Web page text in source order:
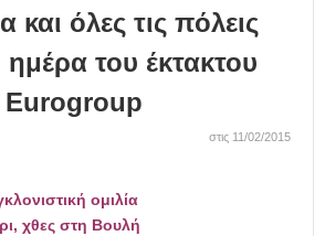
και όλες τις πόλεις
του έκτακτου
Eurogroup
στις 11/02/2015
ομιλία
χθες στη Βουλή